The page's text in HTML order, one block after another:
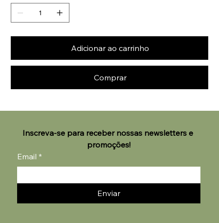
Adicionar ao carrinho
Comprar
Inscreva-se para receber nossas newsletters e
promoções!
Email *
Enviar